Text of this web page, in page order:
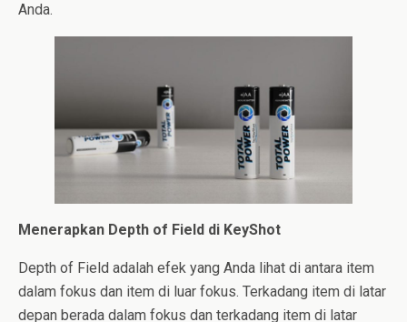
Anda.
Menerapkan Depth of Field di KeyShot
Depth of Field adalah efek yang Anda lihat di antara item
dalam fokus dan item di luar fokus. Terkadang item di latar
depan berada dalam fokus dan terkadang item di latar